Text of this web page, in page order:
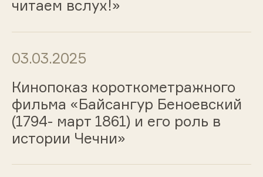
читаем вслух!»
03.03.2025
Кинопоказ короткометражного
фильма «Байсангур Беноевский
(1794- март 1861) и его роль в
истории Чечни»